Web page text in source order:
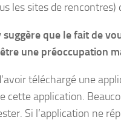
les sites de
suggère que le fait de
une préoccupation
téléchargé une
cette application.
Si l’application ne